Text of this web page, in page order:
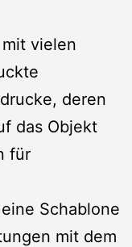
vielen
deren
das Objekt
für
Schablone
mit dem